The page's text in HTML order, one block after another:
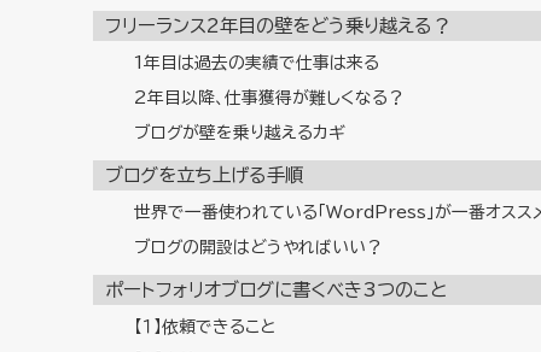
フリーランス2年目の壁をどう乗り越える？
1年目は過去の実績で仕事は来る
2年目以降、仕事獲得が難しくなる？
ブログが壁を乗り越えるカギ
ブログを立ち上げる手順
世界で一番使われている「WordPress」が一番オスス
ブログの開設はどうやればいい？
ポートフォリオブログに書くべき3つのこと
【１】依頼できること